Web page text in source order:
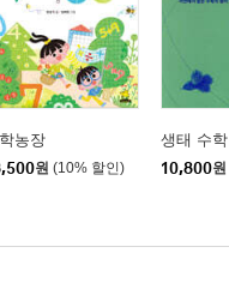
농장
원 (10% 할인)
생태 수학
10,800원